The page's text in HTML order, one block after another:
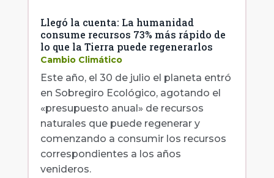
Llegó la cuenta: La humanidad
consume recursos 73% más rápido de
lo que la Tierra puede regenerarlos
Cambio Climático
Este año, el 30 de julio el planeta entró
en Sobregiro Ecológico, agotando el
«presupuesto anual» de recursos
naturales que puede regenerar y
comenzando a consumir los recursos
correspondientes a los años
venideros.